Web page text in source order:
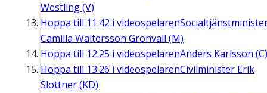
Westling (V)
Hoppa till 11:42 i videospelaren
Camilla Waltersson Grönvall (M)
Hoppa till 12:25 i videospelarenAnders Karlsson (C)
Hoppa till 13:26 i videospelarenCivilminister Erik
Slottner (KD)